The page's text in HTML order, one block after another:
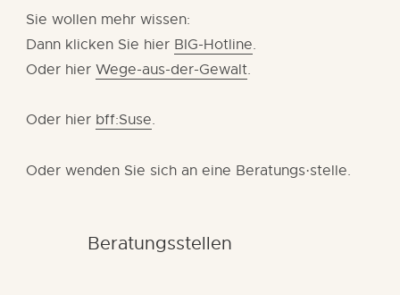
Sie wollen mehr wissen:
Dann klicken Sie hier BIG-Hotline.
Oder hier Wege-aus-der-Gewalt.
Oder hier bff:Suse.
Oder wenden Sie sich an eine Beratungs·stelle.
Beratungsstellen